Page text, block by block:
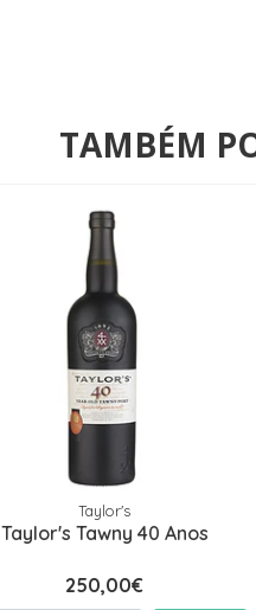
TAMBÉM
Taylor's
Taylor's Tawny 40 Anos
250,00€